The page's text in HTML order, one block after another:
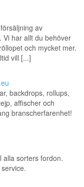
av
Vi har allt du behöver
och mycket mer.
vill [...]
backdrops, rollups,
affischer och
branscherfarenhet!
alla sorters fordon.